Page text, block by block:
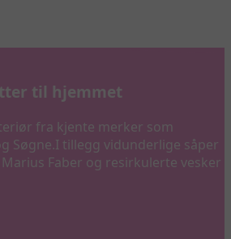
til hjemmet
fra kjente merker som
Søgne.I tillegg vidunderlige såper
Faber og resirkulerte vesker